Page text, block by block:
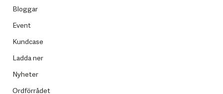
Bloggar
Event
Kundcase
Ladda ner
Nyheter
Ordförrådet